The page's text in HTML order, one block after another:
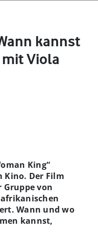
kannst
Viola
King“
Kino. Der Film
Gruppe von
Wann und wo
kannst,